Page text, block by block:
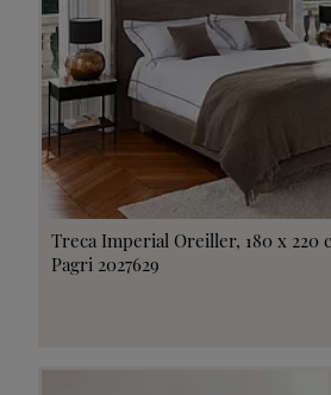
Treca Imperial Oreiller, 180 x 220
Pagri 2027629